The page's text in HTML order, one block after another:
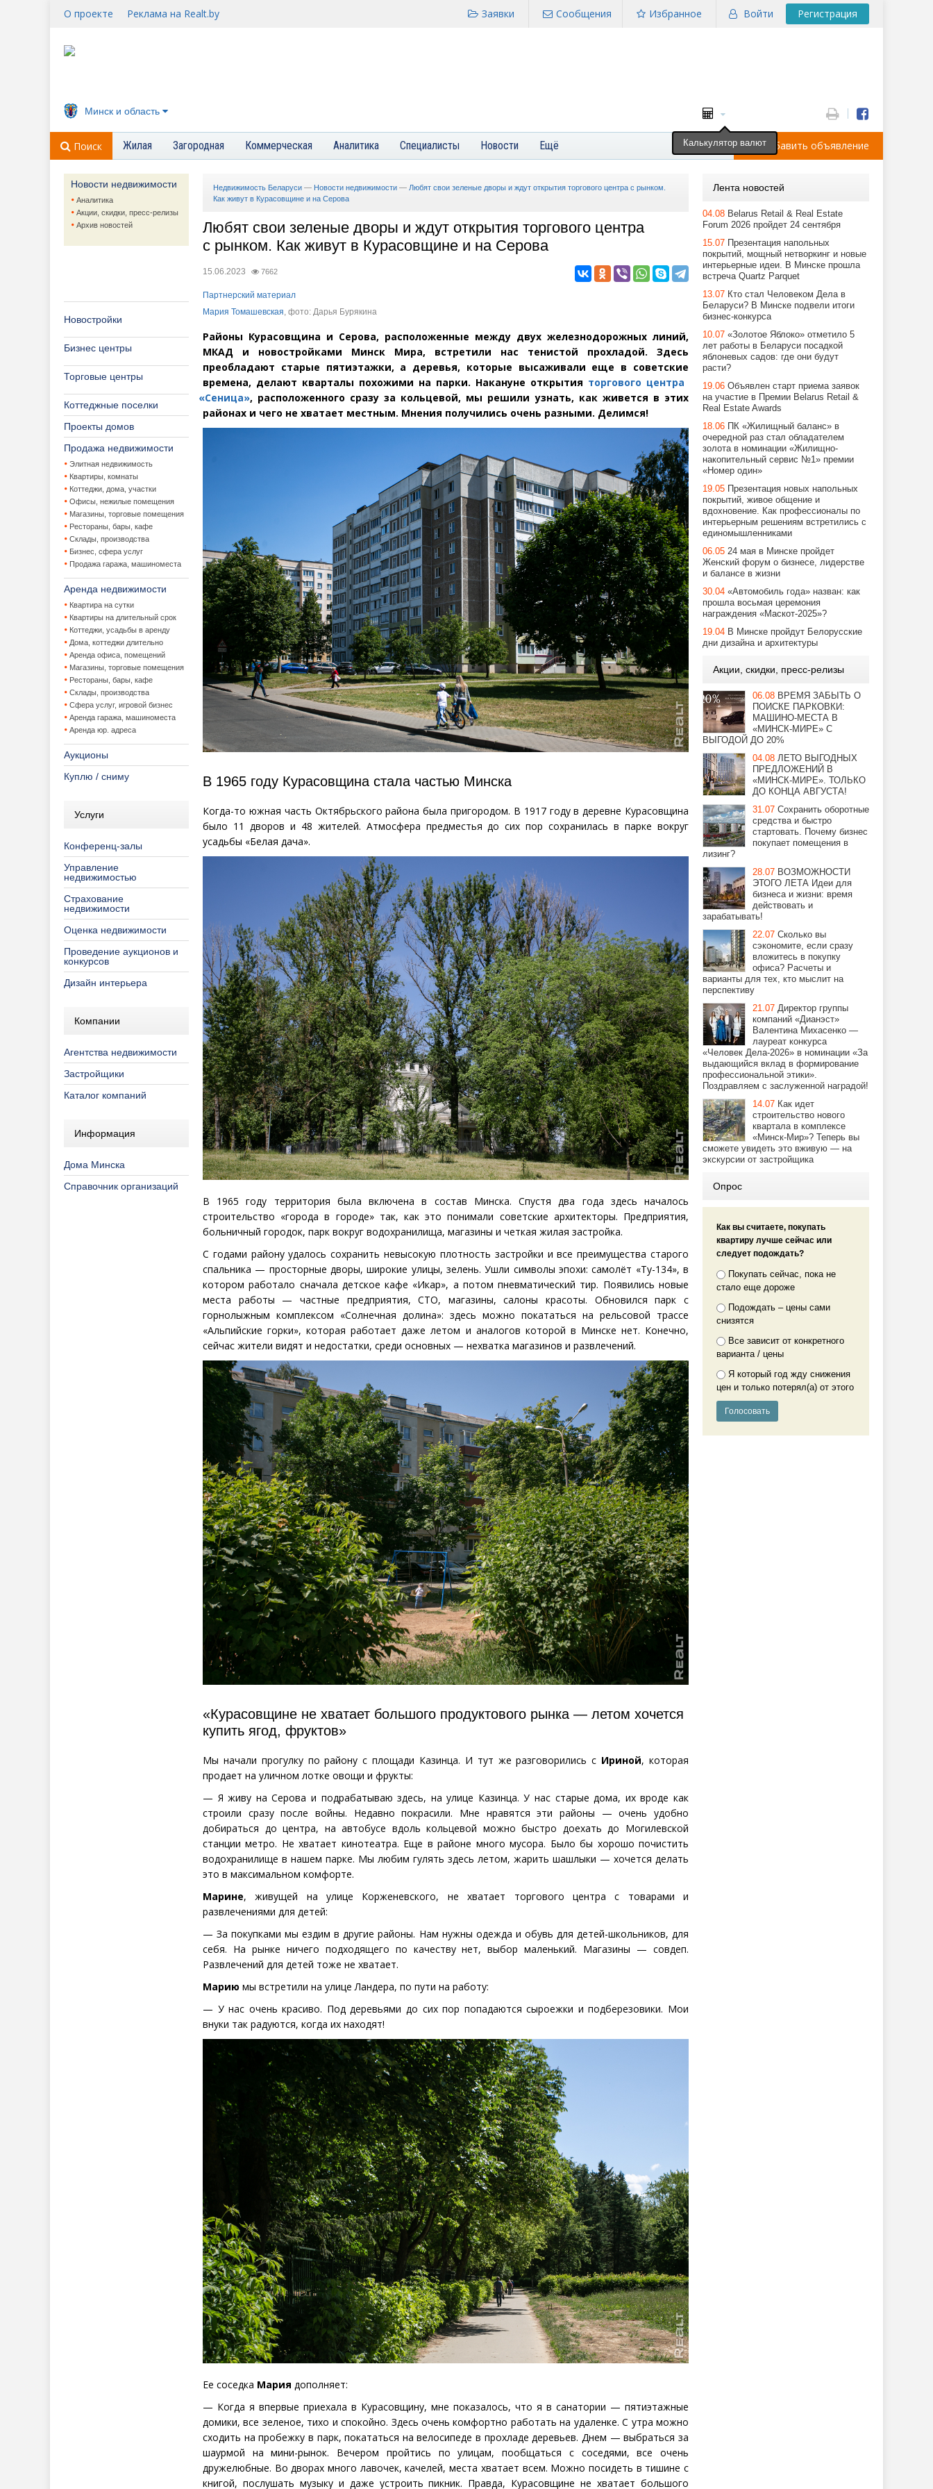
О проекте Реклама на Realt.by Войти Регистрация
Избранное
Сообщения
Заявки
Минск и область
Поиск Жилая Загородная Коммерческая Аналитика Специалисты Новости Ещё Добавить объявление
Новости недвижимости
Аналитика
Акции, скидки, пресс-релизы
Архив новостей
Новостройки
Бизнес центры
Торговые центры
Коттеджные поселки
Проекты домов
Продажа недвижимости
Элитная недвижимость
Квартиры, комнаты
Коттеджи, дома, участки
Офисы, нежилые помещения
Магазины, торговые помещения
Рестораны, бары, кафе
Склады, производства
Бизнес, сфера услуг
Продажа гаража, машиноместа
Аренда недвижимости
Квартира на сутки
Квартиры на длительный срок
Коттеджи, усадьбы в аренду
Дома, коттеджи длительно
Аренда офиса, помещений
Магазины, торговые помещения
Рестораны, бары, кафе
Склады, производства
Сфера услуг, игровой бизнес
Аренда гаража, машиноместа
Аренда юр. адреса
Аукционы
Куплю / сниму
Услуги
Конференц-залы
Управление
недвижимостью
Страхование
недвижимости
Оценка недвижимости
Проведение аукционов и
конкурсов
Дизайн интерьера
Компании
Агентства недвижимости
Застройщики
Каталог компаний
Информация
Дома Минска
Справочник организаций
Недвижимость Беларуси — Новости недвижимости — Любят свои зеленые дворы и ждут открытия торгового центра с рынком.
Как живут в Курасовщине и на Серова
Любят свои зеленые дворы и ждут открытия торгового центра
с рынком. Как живут в Курасовщине и на Серова
15.06.2023 7662
Партнерский материал
Мария Томашевская, фото: Дарья Бурякина
Районы Курасовщина и Серова, расположенные между двух железнодорожных линий,
МКАД и новостройками Минск Мира, встретили нас тенистой прохладой. Здесь
преобладают старые пятиэтажки, а деревья, которые высаживали еще в советские
времена, делают кварталы похожими на парки. Накануне открытия торгового центра
«Сеница», расположенного сразу за кольцевой, мы решили узнать, как живется в этих
районах и чего не хватает местным. Мнения получились очень разными. Делимся!
В 1965 году Курасовщина стала частью Минска
Когда-то южная часть Октябрьского района была пригородом. В 1917 году в деревне Курасовщина
было 11 дворов и 48 жителей. Атмосфера предместья до сих пор сохранилась в парке вокруг
усадьбы «Белая дача».
В 1965 году территория была включена в состав Минска. Спустя два года здесь началось
строительство «города в городе» так, как это понимали советские архитекторы. Предприятия,
больничный городок, парк вокруг водохранилища, магазины и четкая жилая застройка.
С годами району удалось сохранить невысокую плотность застройки и все преимущества старого
спальника — просторные дворы, широкие улицы, зелень. Ушли символы эпохи: самолёт «Ту-134», в
котором работало сначала детское кафе «Икар», а потом пневматический тир. Появились новые
места работы — частные предприятия, СТО, магазины, салоны красоты. Обновился парк с
горнолыжным комплексом «Солнечная долина»: здесь можно покататься на рельсовой трассе
«Альпийские горки», которая работает даже летом и аналогов которой в Минске нет. Конечно,
сейчас жители видят и недостатки, среди основных — нехватка магазинов и развлечений.
«Курасовщине не хватает большого продуктового рынка — летом хочется
купить ягод, фруктов»
Мы начали прогулку по району с площади Казинца. И тут же разговорились с Ириной, которая
продает на уличном лотке овощи и фрукты:
— Я живу на Серова и подрабатываю здесь, на улице Казинца. У нас старые дома, их вроде как
строили сразу после войны. Недавно покрасили. Мне нравятся эти районы — очень удобно
добираться до центра, на автобусе вдоль кольцевой можно быстро доехать до Могилевской
станции метро. Не хватает кинотеатра. Еще в районе много мусора. Было бы хорошо почистить
водохранилище в нашем парке. Мы любим гулять здесь летом, жарить шашлыки — хочется делать
это в максимальном комфорте.
Марине, живущей на улице Корженевского, не хватает торгового центра с товарами и
развлечениями для детей:
— За покупками мы ездим в другие районы. Нам нужны одежда и обувь для детей-школьников, для
себя. На рынке ничего подходящего по качеству нет, выбор маленький. Магазины — совдеп.
Развлечений для детей тоже не хватает.
Марию мы встретили на улице Ландера, по пути на работу:
— У нас очень красиво. Под деревьями до сих пор попадаются сыроежки и подберезовики. Мои
внуки так радуются, когда их находят!
Ее соседка Мария дополняет:
— Когда я впервые приехала в Курасовщину, мне показалось, что я в санатории — пятиэтажные
домики, все зеленое, тихо и спокойно. Здесь очень комфортно работать на удаленке. С утра можно
сходить на пробежку в парк, покататься на велосипеде в прохладе деревьев. Днем — выбраться за
шаурмой на мини-рынок. Вечером пройтись по улицам, пообщаться с соседями, все очень
дружелюбные. Во дворах много лавочек, качелей, места хватает всем. Можно посидеть в тишине с
книгой, послушать музыку и даже устроить пикник. Правда, Курасовщине не хватает большого
Лента новостей
04.08 Belarus Retail & Real Estate
Forum 2026 пройдет 24 сентября
15.07 Презентация напольных
покрытий, мощный нетворкинг и новые
интерьерные идеи. В Минске прошла
встреча Quartz Parquet
13.07 Кто стал Человеком Дела в
Беларуси? В Минске подвели итоги
бизнес-конкурса
10.07 «Золотое Яблоко» отметило 5
лет работы в Беларуси посадкой
яблоневых садов: где они будут
расти?
19.06 Объявлен старт приема заявок
на участие в Премии Belarus Retail &
Real Estate Awards
18.06 ПК «Жилищный баланс» в
очередной раз стал обладателем
золота в номинации «Жилищно-
накопительный сервис №1» премии
«Номер один»
19.05 Презентация новых напольных
покрытий, живое общение и
вдохновение. Как профессионалы по
интерьерным решениям встретились с
единомышленниками
06.05 24 мая в Минске пройдет
Женский форум о бизнесе, лидерстве
и балансе в жизни
30.04 «Автомобиль года» назван: как
прошла восьмая церемония
награждения «Маскот-2025»?
19.04 В Минске пройдут Белорусские
дни дизайна и архитектуры
Акции, скидки, пресс-релизы
06.08 ВРЕМЯ ЗАБЫТЬ О
ПОИСКЕ ПАРКОВКИ:
МАШИНО-МЕСТА В
«МИНСК-МИРЕ» С
ВЫГОДОЙ ДО 20%
04.08 ЛЕТО ВЫГОДНЫХ
ПРЕДЛОЖЕНИЙ В
«МИНСК-МИРЕ». ТОЛЬКО
ДО КОНЦА АВГУСТА!
31.07 Сохранить оборотные
средства и быстро
стартовать. Почему бизнес
покупает помещения в
лизинг?
28.07 ВОЗМОЖНОСТИ
ЭТОГО ЛЕТА Идеи для
бизнеса и жизни: время
действовать и
зарабатывать!
22.07 Сколько вы
сэкономите, если сразу
вложитесь в покупку
офиса? Расчеты и
варианты для тех, кто мыслит на
перспективу
21.07 Директор группы
компаний «Дианэст»
Валентина Михасенко —
лауреат конкурса
«Человек Дела-2026» в номинации «За
выдающийся вклад в формирование
профессиональной этики».
Поздравляем с заслуженной наградой!
14.07 Как идет
строительство нового
квартала в комплексе
«Минск-Мир»? Теперь вы
сможете увидеть это вживую — на
экскурсии от застройщика
Опрос
Как вы считаете, покупать
квартиру лучше сейчас или
следует подождать?
Покупать сейчас, пока не
стало еще дороже
Подождать – цены сами
снизятся
Все зависит от конкретного
варианта / цены
Я который год жду снижения
цен и только потерял(а) от этого
Калькулятор валют